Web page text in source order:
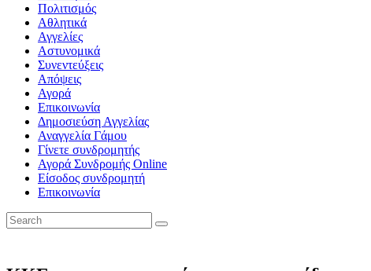
Πολιτισμός
Αθλητικά
Αγγελίες
Αστυνομικά
Συνεντεύξεις
Απόψεις
Αγορά
Επικοινωνία
Δημοσιεύση Αγγελίας
Αναγγελία Γάμου
Γίνετε συνδρομητής
Αγορά Συνδρομής Online
Είσοδος συνδρομητή
Επικοινωνία